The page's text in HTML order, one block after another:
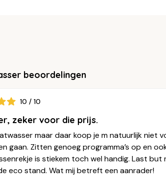
beoordelingen
10 / 10
zeker voor die prijs.
maar daar koop je m natuurlijk niet
gaan. Zitten genoeg programma’s op en
is stiekem toch wel handig. Last
eco stand. Wat mij betreft een aanrader!